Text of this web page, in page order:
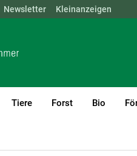
NÖ OÖ SBG STMK
Newsletter Kleinanzeigen
Tiere Forst Bio